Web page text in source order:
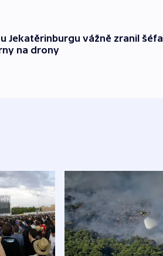
Jekatěrinburgu vážně zranil šéfa
na drony